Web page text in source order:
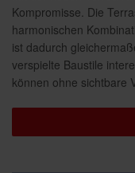
Kompromisse. Die
harmonischen
ist dadurch
verspielte Baustile
können ohne sichtbare